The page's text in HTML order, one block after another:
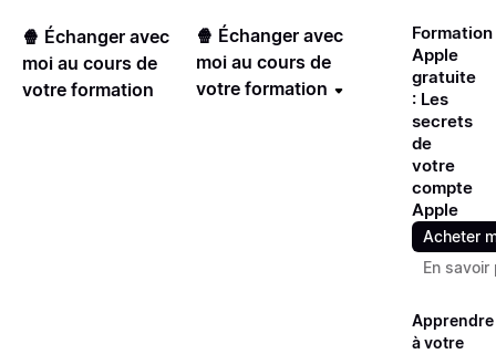
🍿 Échanger avec
moi au cours de
votre formation
🍿 Échanger avec
moi au cours de
votre formation
Formation
Apple
gratuite
: Les
secrets
de
votre
compte
Apple
Acheter
En savoir
Apprendre
à votre